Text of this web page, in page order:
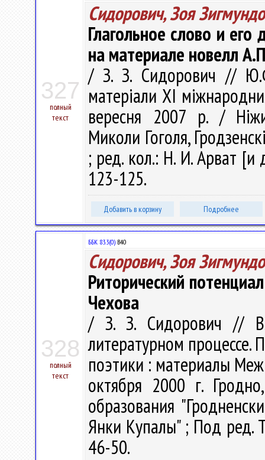
327
полный
текст
Сидорович, Зоя
Глагольное слово и его
на материале новелл
/ З. З. Сидорович //
матерiали XI
вересня 2007 р. /
Миколи Гоголя,
; ред. кол.: Н. И. Арват
123-125.
Добавить в корзину Подробнее
328
полный
текст
ББК 83.3(0) В40
Сидорович, Зоя
Риторический
Чехова
/ З. З. Сидорович //
литературном процессе.
поэтики : материалы
октября 2000 г.
образования
Янки Купалы" ; Под ред.
46-50.